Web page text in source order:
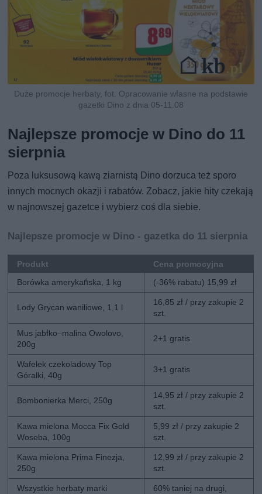
Duże promocje herbaty, fot. Opracowanie własne na podstawie
gazetki Dino z dnia 05-11.08
Najlepsze promocje w Dino do 11
sierpnia
Poza luksusową kawą ziarnistą Dino dorzuca też sporo
innych mocnych okazji i rabatów. Zobacz, jakie hity czekają
w najnowszej gazetce i wybierz coś dla siebie.
Najlepsze promocje w Dino - gazetka do 11 sierpnia
Produkt
Cena promocyjna
Borówka amerykańska, 1 kg
(-36% rabatu) 15,99 zł
Lody Grycan waniliowe, 1,1 l
16,85 zł / przy zakupie 2
szt.
Mus jabłko–malina Owolovo,
200g
2+1 gratis
Wafelek czekoladowy Top
Góralki, 40g
3+1 gratis
Bombonierka Merci, 250g
14,95 zł / przy zakupie 2
szt.
Kawa mielona Mocca Fix Gold
Woseba, 100g
5,99 zł / przy zakupie 2
szt.
Kawa mielona Prima Finezja,
250g
12,99 zł / przy zakupie 2
szt.
Wszystkie herbaty marki
60% taniej na drugi,